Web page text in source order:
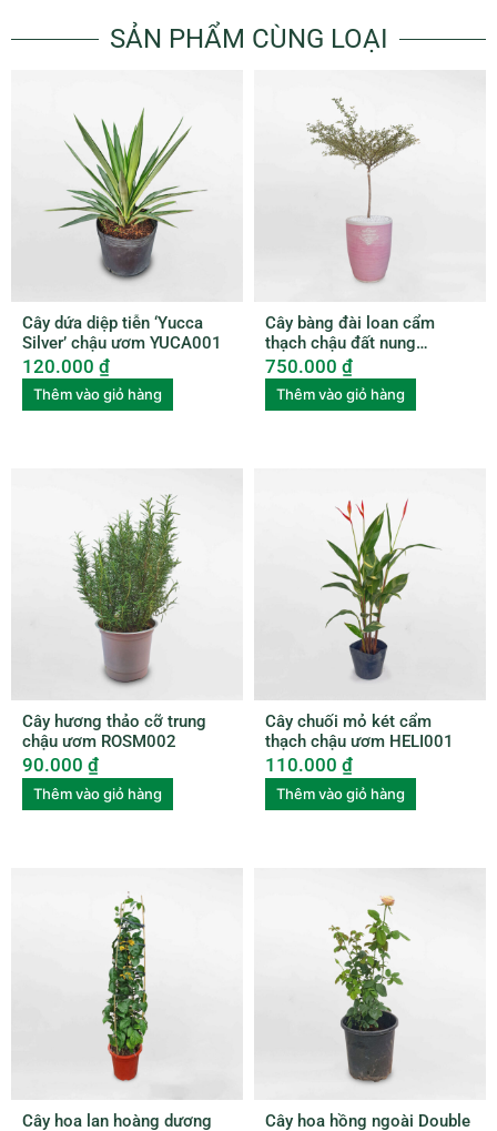
SẢN PHẨM CÙNG LOẠI
Cây dứa diệp tiễn ‘Yucca
Silver’ chậu ươm YUCA001
120.000 ₫
Thêm vào giỏ hàng
Cây bàng đài loan cẩm
thạch chậu đất nung
BUBU006
750.000 ₫
Thêm vào giỏ hàng
Cây hương thảo cỡ trung
chậu ươm ROSM002
90.000 ₫
Thêm vào giỏ hàng
Cây chuối mỏ két cẩm
thạch chậu ươm HELI001
110.000 ₫
Thêm vào giỏ hàng
Cây hoa lan hoàng dương
Cây hoa hồng ngoài Double